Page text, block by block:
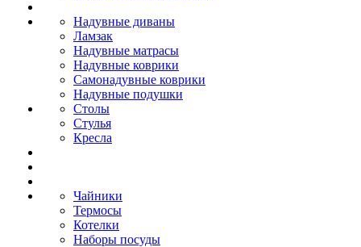
Надувные диваны
Ламзак
Надувные матрасы
Надувные коврики
Самонадувные коврики
Надувные подушки
Столы
Стулья
Кресла
Чайники
Термосы
Котелки
Наборы посуды